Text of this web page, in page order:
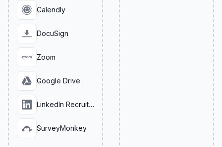
Calendly
DocuSign
Zoom
Google Drive
LinkedIn Recruiter
SurveyMonkey